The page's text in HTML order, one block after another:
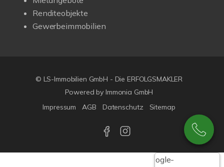
Renditeobjekte
Gewerbeimmobilien
© LS-Immobilien GmbH - Die ERFOLGSMAKLER
Powered by Immonia GmbH
Impressum
AGB Datenschutz Sitemap
Google-